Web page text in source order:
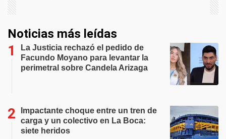
Noticias más leídas
La Justicia rechazó el pedido de
Facundo Moyano para levantar la
perimetral sobre Candela Arizaga
Impactante choque entre un tren de
carga y un colectivo en La Boca:
siete heridos